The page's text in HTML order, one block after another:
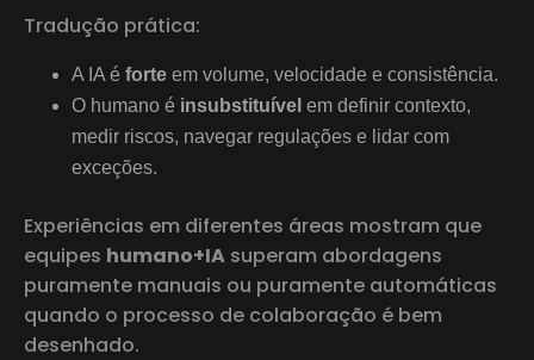
Tradução prática:
A IA é forte em volume, velocidade e consistência.
O humano é insubstituível em definir contexto,
medir riscos, navegar regulações e lidar com
exceções.
Experiências em diferentes áreas mostram que
equipes humano+IA superam abordagens
puramente manuais ou puramente automáticas
quando o processo de colaboração é bem
desenhado.